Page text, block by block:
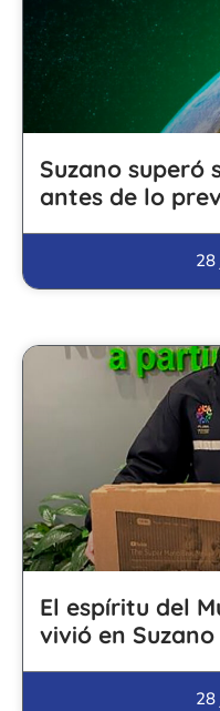
Suzano superó
antes de lo
28
El espíritu del
vivió en Suzano
28